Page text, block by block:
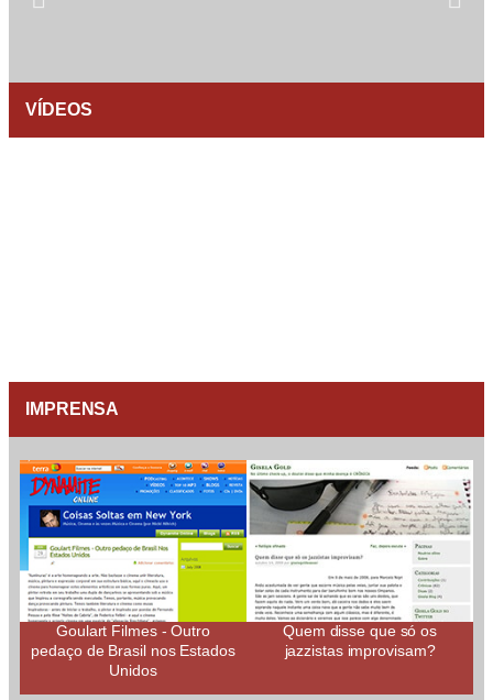
VÍDEOS
IMPRENSA
Goulart Filmes - Outro
pedaço de Brasil nos Estados
Unidos
Quem disse que só os
jazzistas improvisam?